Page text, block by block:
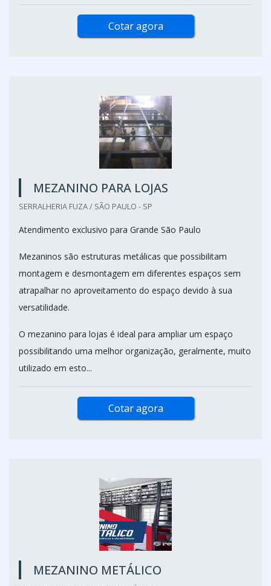
Cotar agora
MEZANINO PARA LOJAS
SERRALHERIA FUZA / SÃO PAULO - SP
Atendimento exclusivo para Grande São Paulo
Mezaninos são estruturas metálicas que possibilitam
montagem e desmontagem em diferentes espaços sem
atrapalhar no aproveitamento do espaço devido à sua
versatilidade.
O mezanino para lojas é ideal para ampliar um espaço
possibilitando uma melhor organização, geralmente, muito
utilizado em esto...
Cotar agora
MEZANINO METÁLICO